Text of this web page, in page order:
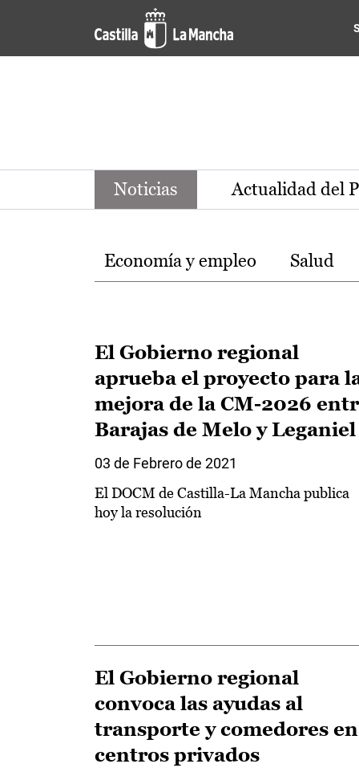
Pasar al contenido principal
Noticias de la región de
Noticias Actualidad del
Temas
Economía y empleo Salud
El Gobierno regional
aprueba el proyecto para
mejora de la CM-2026
Barajas de Melo y Leganiel
03 de Febrero de 2021
El DOCM de Castilla-La Mancha publica
hoy la resolución
El Gobierno regional
convoca las ayudas al
transporte y comedores en
centros privados